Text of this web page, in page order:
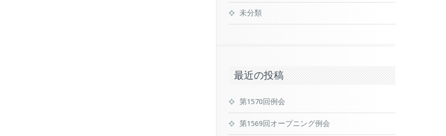
未分類
最近の投稿
第1570回例会
第1569回オープニング例会